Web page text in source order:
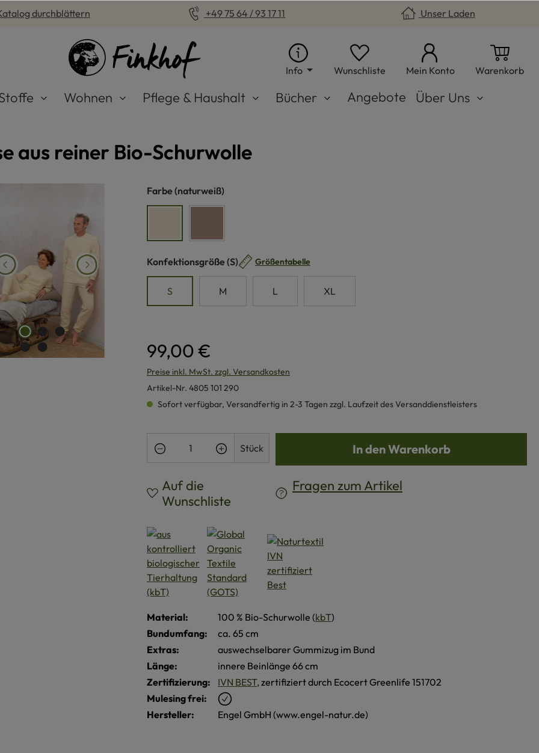
durchblättern +49 75 64 / 93 17 11 Unser Laden
Info Wunschliste Du hast 0 Produkte auf dem
Mein Konto Warenkorb
Wohnen Pflege & Haushalt Bücher Angebote Über Uns
aus reiner Bio-Schurwolle
Farbe auswählen
(naturweiß)
Konfektionsgröße auswählen
(S) Größentabelle
S M L XL
99,00 €
Preise inkl. MwSt. zzgl. Versandkosten
Artikel-Nr. 4805 101 290
Sofort verfügbar, Versandfertig in 2-3 Tagen zzgl. Laufzeit des Versanddienstleisters
Produkt Anzahl: Gib den gewünschten Wert ein oder
Stück In den Warenkorb
Auf die
Wunschliste
Fragen zum Artikel
Material: 100 % Bio-Schurwolle (kbT)
Bundumfang:
ca. 65 cm
Extras:
auswechselbarer Gummizug im Bund
Länge:
innere Beinlänge 66 cm
Zertifizierung:
IVN BEST, zertifiziert durch Ecocert Greenlife 151702
Mulesing frei:
Hersteller:
Engel GmbH (www.engel-natur.de)